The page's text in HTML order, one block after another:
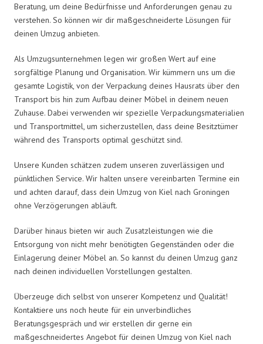
Beratung, um deine Bedürfnisse und Anforderungen genau zu
verstehen. So können wir dir maßgeschneiderte Lösungen für
deinen Umzug anbieten.
Als Umzugsunternehmen legen wir großen Wert auf eine
sorgfältige Planung und Organisation. Wir kümmern uns um die
gesamte Logistik, von der Verpackung deines Hausrats über den
Transport bis hin zum Aufbau deiner Möbel in deinem neuen
Zuhause. Dabei verwenden wir spezielle Verpackungsmaterialien
und Transportmittel, um sicherzustellen, dass deine Besitztümer
während des Transports optimal geschützt sind.
Unsere Kunden schätzen zudem unseren zuverlässigen und
pünktlichen Service. Wir halten unsere vereinbarten Termine ein
und achten darauf, dass dein Umzug von Kiel nach Groningen
ohne Verzögerungen abläuft.
Darüber hinaus bieten wir auch Zusatzleistungen wie die
Entsorgung von nicht mehr benötigten Gegenständen oder die
Einlagerung deiner Möbel an. So kannst du deinen Umzug ganz
nach deinen individuellen Vorstellungen gestalten.
Überzeuge dich selbst von unserer Kompetenz und Qualität!
Kontaktiere uns noch heute für ein unverbindliches
Beratungsgespräch und wir erstellen dir gerne ein
maßgeschneidertes Angebot für deinen Umzug von Kiel nach